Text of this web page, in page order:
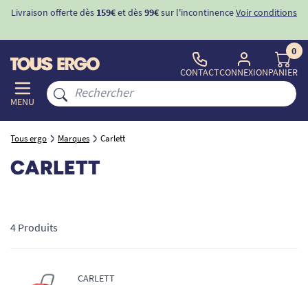
Livraison offerte dès 159€et dès99€sur l'incontinenceVoir conditions
MENU
CONTACTCONNEXION
0
PANIER
Tous ergo Marques Carlett
CARLETT
4 Produits
CARLETT